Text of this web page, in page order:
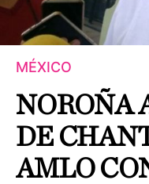
MÉXICO
NOROÑA
DE
AMLO